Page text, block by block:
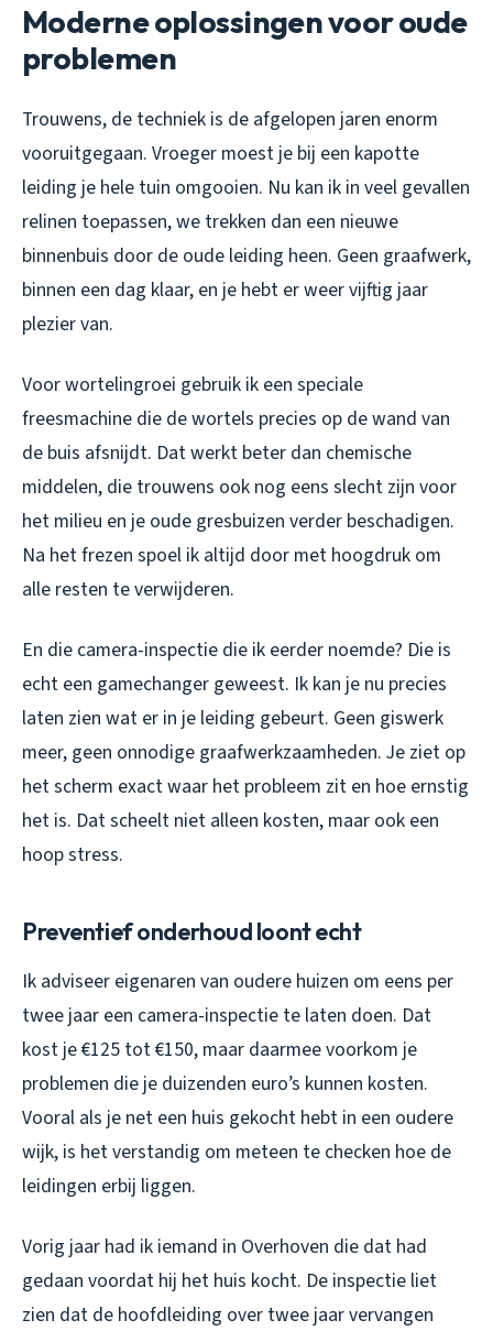
Moderne oplossingen voor oude
problemen
Trouwens, de techniek is de afgelopen jaren enorm
vooruitgegaan. Vroeger moest je bij een kapotte
leiding je hele tuin omgooien. Nu kan ik in veel gevallen
relinen toepassen, we trekken dan een nieuwe
binnenbuis door de oude leiding heen. Geen graafwerk,
binnen een dag klaar, en je hebt er weer vijftig jaar
plezier van.
Voor wortelingroei gebruik ik een speciale
freesmachine die de wortels precies op de wand van
de buis afsnijdt. Dat werkt beter dan chemische
middelen, die trouwens ook nog eens slecht zijn voor
het milieu en je oude gresbuizen verder beschadigen.
Na het frezen spoel ik altijd door met hoogdruk om
alle resten te verwijderen.
En die camera-inspectie die ik eerder noemde? Die is
echt een gamechanger geweest. Ik kan je nu precies
laten zien wat er in je leiding gebeurt. Geen giswerk
meer, geen onnodige graafwerkzaamheden. Je ziet op
het scherm exact waar het probleem zit en hoe ernstig
het is. Dat scheelt niet alleen kosten, maar ook een
hoop stress.
Preventief onderhoud loont echt
Ik adviseer eigenaren van oudere huizen om eens per
twee jaar een camera-inspectie te laten doen. Dat
kost je €125 tot €150, maar daarmee voorkom je
problemen die je duizenden euro’s kunnen kosten.
Vooral als je net een huis gekocht hebt in een oudere
wijk, is het verstandig om meteen te checken hoe de
leidingen erbij liggen.
Vorig jaar had ik iemand in Overhoven die dat had
gedaan voordat hij het huis kocht. De inspectie liet
zien dat de hoofdleiding over twee jaar vervangen